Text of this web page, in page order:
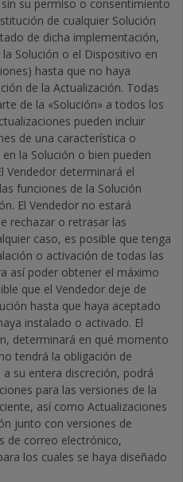
su permiso o consentimiento
de cualquier Solución
de dicha implementación,
Solución o el Dispositivo en
hasta que no haya
de la Actualización. Todas
de la «Solución» a todos los
pueden incluir
de una característica o
la Solución o bien pueden
Vendedor determinará el
funciones de la Solución
El Vendedor no estará
rechazar o retrasar las
caso, es posible que tenga
o activación de todas las
así poder obtener el máximo
que el Vendedor deje de
hasta que haya aceptado
instalado o activado. El
determinará en qué momento
tendrá la obligación de
su entera discreción, podrá
para las versiones de la
así como Actualizaciones
junto con versiones de
de correo electrónico,
los cuales se haya diseñado